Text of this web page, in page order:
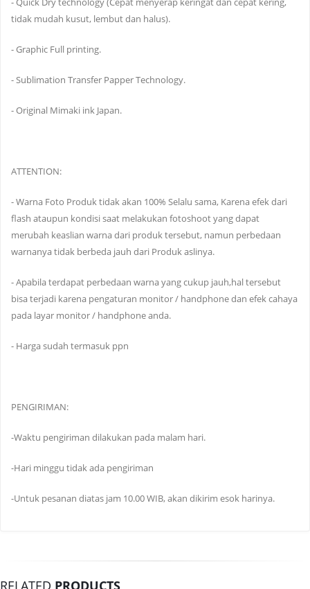
tidak mudah kusut, lembut dan halus).
- Graphic Full printing.
- Sublimation Transfer Papper Technology.
- Original Mimaki ink Japan.
ATTENTION:
- Warna Foto Produk tidak akan 100% Selalu sama, Karena efek dari
flash ataupun kondisi saat melakukan fotoshoot yang dapat
merubah keaslian warna dari produk tersebut, namun perbedaan
warnanya tidak berbeda jauh dari Produk aslinya.
- Apabila terdapat perbedaan warna yang cukup jauh,hal tersebut
bisa terjadi karena pengaturan monitor / handphone dan efek cahaya
pada layar monitor / handphone anda.
- Harga sudah termasuk ppn
PENGIRIMAN:
-Waktu pengiriman dilakukan pada malam hari.
-Hari minggu tidak ada pengiriman
-Untuk pesanan diatas jam 10.00 WIB, akan dikirim esok harinya.
RELATED PRODUCTS